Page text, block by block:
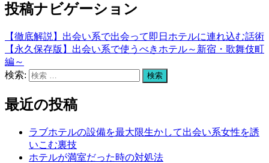
投稿ナビゲーション
【徹底解説】出会い系で出会って即日ホテルに連れ込む話術
【永久保存版】出会い系で使うべきホテル～新宿・歌舞伎町
編～
検索:
検索
最近の投稿
ラブホテルの設備を最大限生かして出会い系女性を誘
いこむ裏技
ホテルが満室だった時の対処法